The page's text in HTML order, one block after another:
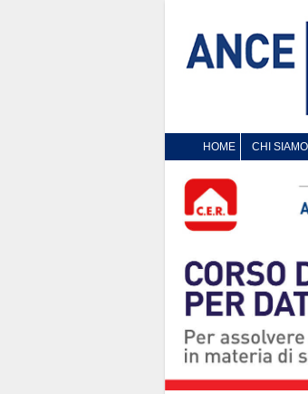
HOME CHI SIAMO